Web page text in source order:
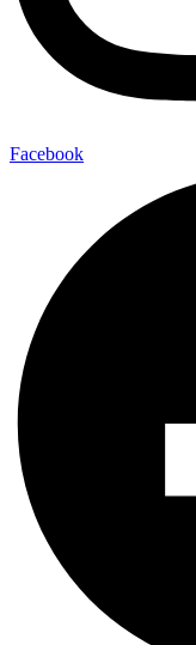
Facebook